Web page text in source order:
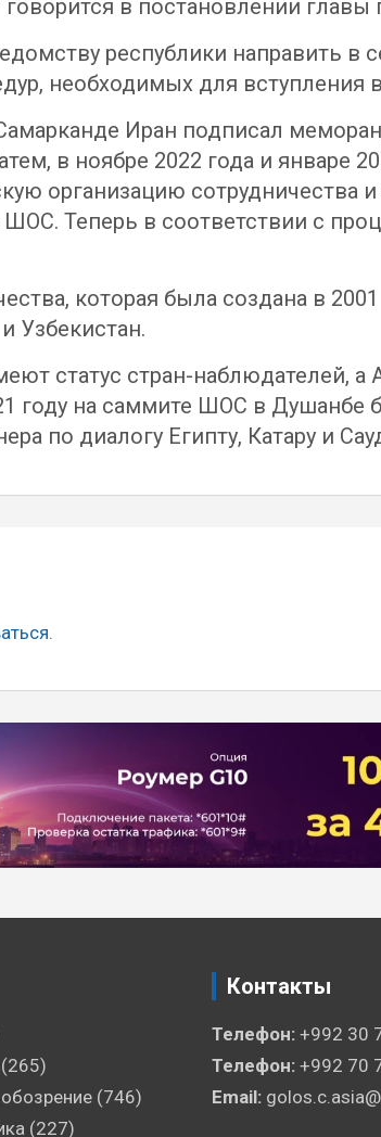
в постановлении главы
республики направить
необходимых для вступления
Иран подписал
в ноябре 2022 года и январе
организацию сотрудничества
ШОС. Теперь в соответствии с
которая была создана в
Узбекистан.
статус стран-наблюдателей,
году на саммите ШОС в Душанбе
по диалогу Египту, Катару и
.
(746)
(227)
Контакты
Телефон: +992 30
Телефон: +992 70
Email: